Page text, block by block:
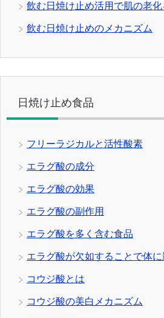
飲む日焼け止め活用で肌の老化
飲む日焼け止めのメカニズム
日焼け止め食品
フリーラジカルと活性酸素
エラグ酸の成分
エラグ酸の効果
エラグ酸の副作用
エラグ酸を多く含む食品
エラグ酸が欠如することで体
コウジ酸とは
コウジ酸の美白メカニズム